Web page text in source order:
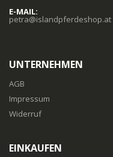
E-MAIL:
petra@islandpferdeshop.at
UNTERNEHMEN
AGB
Impressum
Widerruf
EINKAUFEN